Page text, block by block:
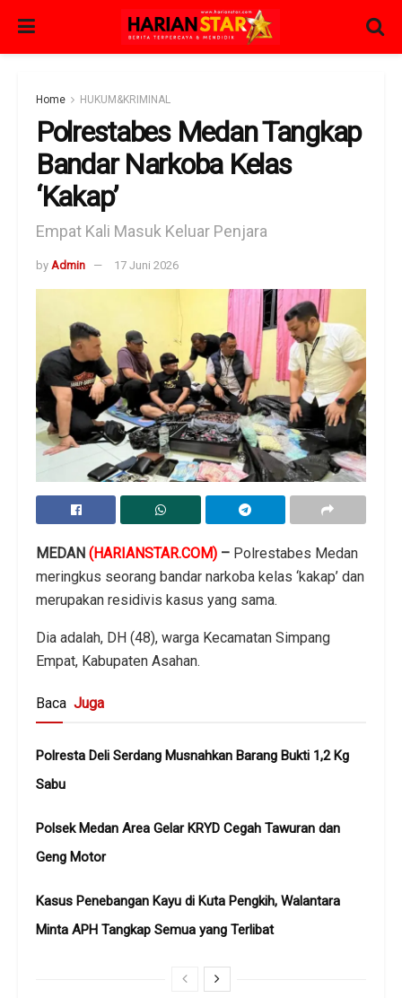
Home HUKUM&KRIMINAL
Polrestabes Medan Tangkap
Bandar Narkoba Kelas
‘Kakap’
Empat Kali Masuk Keluar Penjara
by Admin 17 Juni 2026
MEDAN (HARIANSTAR.COM) – Polrestabes Medan
meringkus seorang bandar narkoba kelas ‘kakap’ dan
merupakan residivis kasus yang sama.
Dia adalah, DH (48), warga Kecamatan Simpang
Empat, Kabupaten Asahan.
Baca Juga
Polresta Deli Serdang Musnahkan Barang Bukti 1,2 Kg
Sabu
Polsek Medan Area Gelar KRYD Cegah Tawuran dan
Geng Motor
Kasus Penebangan Kayu di Kuta Pengkih, Walantara
Minta APH Tangkap Semua yang Terlibat